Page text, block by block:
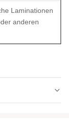
Laminationen
anderen